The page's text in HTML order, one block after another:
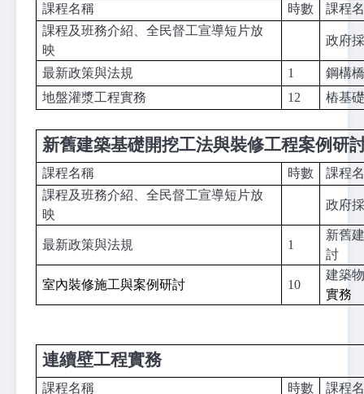
課程名稱 時數
課程
課程及班務介紹、全民督工宣導短片放
映
政府
最新政策與法規 1
鋼構
地盤灌漿工程實務
12 樁基
新舊建築基礎開挖工法與裝修工程案例研
課程名稱 時數
課程
課程及班務介紹、全民督工宣導短片放
映
政府
最新政策與法規 1
新舊
討
室內裝修施工與案例研討 10
建築物
實務
連續壁工程實務
課程名稱 時數 課程